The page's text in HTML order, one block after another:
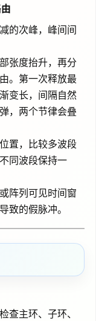
的次峰，峰间间
张度抬升，再分
。第一次释放最
变长，间隔自然
，两个节律会叠
置，比较多波段
同波段保持一
阵列可见时间窗
致的假脉冲。
查主环、子环、